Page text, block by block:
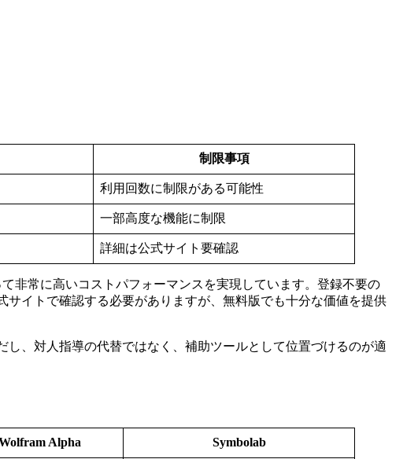
制限事項
利用回数に制限がある可能性
一部高度な機能に制限
詳細は公式サイト要確認
非常に高いコストパフォーマンスを実現しています。登録不要の
イトで確認する必要がありますが、無料版でも十分な価値を提供
、対人指導の代替ではなく、補助ツールとして位置づけるのが適
Alpha Symbolab